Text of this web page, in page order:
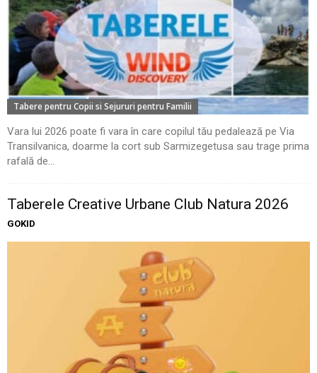
Tabere pentru Copii si Sejururi pentru Familii
Vara lui 2026 poate fi vara în care copilul tău pedalează pe Via
Transilvanica, doarme la cort sub Sarmizegetusa sau trage prima
rafală de...
Taberele Creative Urbane Club Natura 2026
GOKID